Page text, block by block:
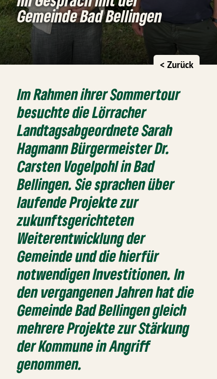
Gemeinde Bad Bellingen
< Zurück
Im Rahmen ihrer Sommertour
besuchte die Lörracher
Landtagsabgeordnete Sarah
Hagmann Bürgermeister Dr.
Carsten Vogelpohl in Bad
Bellingen. Sie sprachen über
laufende Projekte zur
zukunftsgerichteten
Weiterentwicklung der
Gemeinde und die hierfür
notwendigen Investitionen. In
den vergangenen Jahren hat die
Gemeinde Bad Bellingen gleich
mehrere Projekte zur Stärkung
der Kommune in Angriff
genommen.